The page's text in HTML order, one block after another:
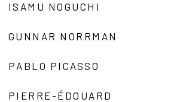
ISAMU NOGUCHI
GUNNAR NORRMAN
PABLO PICASSO
PIERRE-ÉDOUARD